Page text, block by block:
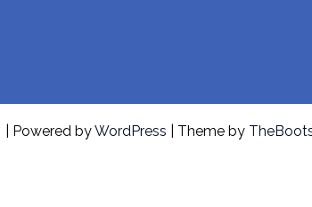
| Powered byWordPress | Theme by